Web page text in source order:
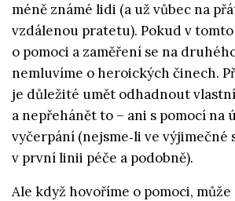
méně známé lidi (a už vůbec na
vzdálenou pratetu). Pokud v
o pomoci a zaměření se na
nemluvíme o heroických činech.
je důležité umět odhadnout
a nepřehánět to – ani s pomocí na
vyčerpání (nejsme‑li ve výjimečné
v první linii péče a podobně).
Ale když hovoříme o pomoci, může